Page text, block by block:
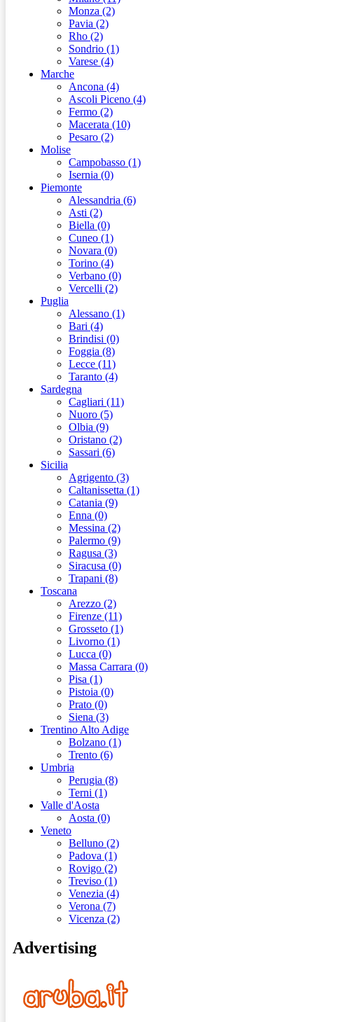
Monza (2)
Pavia (2)
Rho (2)
Sondrio (1)
Varese (4)
Marche
Ancona (4)
Ascoli Piceno (4)
Fermo (2)
Macerata (10)
Pesaro (2)
Molise
Campobasso (1)
Isernia (0)
Piemonte
Alessandria (6)
Asti (2)
Biella (0)
Cuneo (1)
Novara (0)
Torino (4)
Verbano (0)
Vercelli (2)
Puglia
Alessano (1)
Bari (4)
Brindisi (0)
Foggia (8)
Lecce (11)
Taranto (4)
Sardegna
Cagliari (11)
Nuoro (5)
Olbia (9)
Oristano (2)
Sassari (6)
Sicilia
Agrigento (3)
Caltanissetta (1)
Catania (9)
Enna (0)
Messina (2)
Palermo (9)
Ragusa (3)
Siracusa (0)
Trapani (8)
Toscana
Arezzo (2)
Firenze (11)
Grosseto (1)
Livorno (1)
Lucca (0)
Massa Carrara (0)
Pisa (1)
Pistoia (0)
Prato (0)
Siena (3)
Trentino Alto Adige
Bolzano (1)
Trento (6)
Umbria
Perugia (8)
Terni (1)
Valle d'Aosta
Aosta (0)
Veneto
Belluno (2)
Padova (1)
Rovigo (2)
Treviso (1)
Venezia (4)
Verona (7)
Vicenza (2)
Advertising